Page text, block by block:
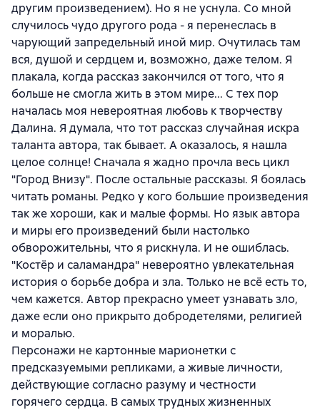
другим произведением). Но я не уснула. Со мной
случилось чудо другого рода - я перенеслась в
чарующий запредельный иной мир. Очутилась там
вся, душой и сердцем и, возможно, даже телом. Я
плакала, когда рассказ закончился от того, что я
больше не смогла жить в этом мире... С тех пор
началась моя невероятная любовь к творчеству
Далина. Я думала, что тот рассказ случайная искра
таланта автора, так бывает. А оказалось, я нашла
целое солнце! Сначала я жадно прочла весь цикл
"Город Внизу". После остальные рассказы. Я боялась
читать романы. Редко у кого большие произведения
так же хороши, как и малые формы. Но язык автора
и миры его произведений были настолько
обворожительны, что я рискнула. И не ошиблась.
"Костёр и саламандра" невероятно увлекательная
история о борьбе добра и зла. Только не всё есть то,
чем кажется. Автор прекрасно умеет узнавать зло,
даже если оно прикрыто добродетелями, религией
и моралью.
Персонажи не картонные марионетки с
предсказуемыми репликами, а живые личности,
действующие согласно разуму и честности
горячего сердца. В самых трудных жизненных